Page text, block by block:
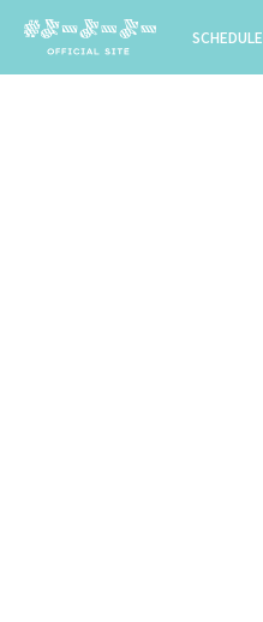
SCHEDULE